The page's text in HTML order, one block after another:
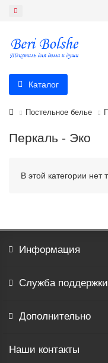
Каталог
Постельное белье
Перкаль - Эко
В этой категории нет
Информация
Служба поддержки
Дополнительно
Наши контакты